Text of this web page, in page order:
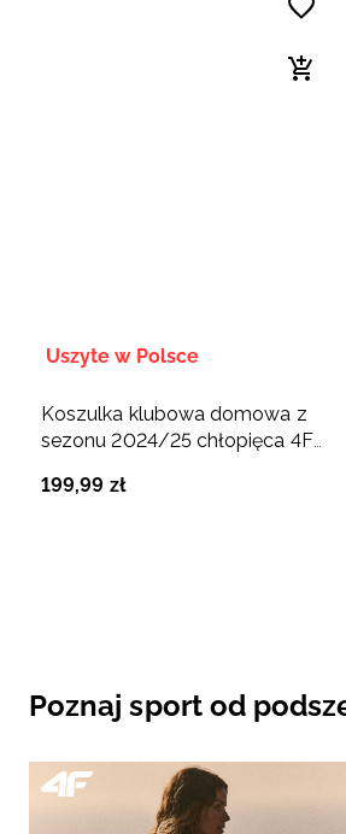
Uszyte w Polsce
Koszulka klubowa domowa z
sezonu 2024/25 chłopięca 4F
199,99 zł
Poznaj sport od